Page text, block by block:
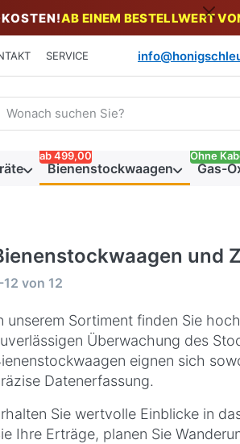
AB EINEM BESTELLWERT
SERVICE
Sie einen Suchbegriff ein. Während
Bienenstockwaagen
ab 499,00
Gas-
Ohne
und
12 von 12
unserem Sortiment finden Sie
Überwachung des
eignen sich
Datenerfassung.
Sie wertvolle Einblicke in
Ihre Erträge, planen Sie